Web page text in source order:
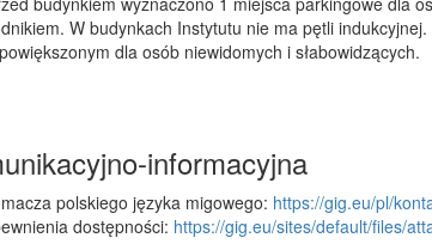
W budynkach Instytutu nie ma pętli
dla osób niewidomych i słabowidzących.
informacyjna
polskiego języka migowego: https://gig.eu/pl/
dostępności: https://gig.eu/sites/default/files/